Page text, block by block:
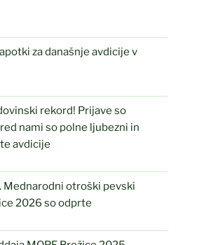
za današnje avdicije v
rekord! Prijave so
nami so polne ljubezni in
avdicije
Mednarodni otroški pevski
2026 so odprte